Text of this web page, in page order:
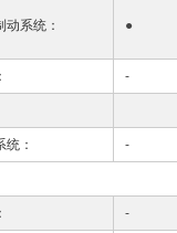
动系统： ●
-
统： -
-